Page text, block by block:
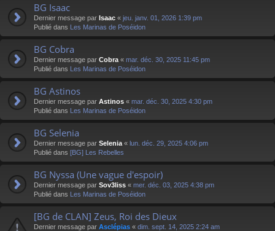
BG Isaac
Dernier message par Isaac « jeu. janv. 01, 2026 1:39 pm
Publié dans Les Marinas de Poséidon
BG Cobra
Dernier message par Cobra « mar. déc. 30, 2025 11:45 pm
Publié dans Les Marinas de Poséidon
BG Astinos
Dernier message par Astinos « mar. déc. 30, 2025 4:30 pm
Publié dans Les Marinas de Poséidon
BG Selenia
Dernier message par Selenia « lun. déc. 29, 2025 4:06 pm
Publié dans [BG] Les Rebelles
BG Nyssa (Une vague d'espoir)
Dernier message par Sov3liss « mer. déc. 03, 2025 4:38 pm
Publié dans Les Marinas de Poséidon
[BG de CLAN] Zeus, Roi des Dieux
Dernier message par Asclépias « dim. sept. 14, 2025 2:24 am